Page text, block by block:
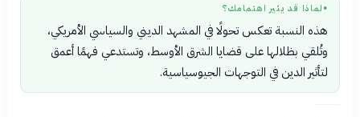
● لماذا قد يثير اهتمامك؟
هذه النسبة تعكس تحولًا في المشهد الديني والسياسي الأمريكي،
وتُلقي بظلالها على قضايا الشرق الأوسط، وتستدعي فهمًا أعمق
لتأثير الدين في التوجهات الجيوسياسية.